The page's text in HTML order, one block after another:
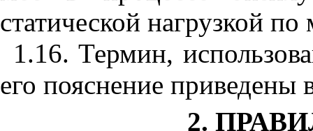
статической нагрузкой
1.16. Термин,
его пояснение
2.